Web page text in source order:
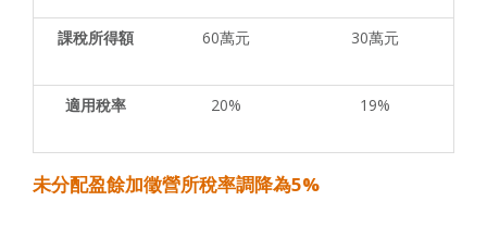
課稅所得額 60萬元 30萬元
適用稅率 20% 19%
未分配盈餘加徵營所稅率調降為5%